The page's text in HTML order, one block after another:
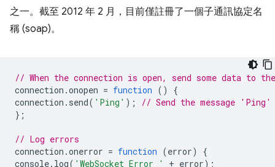
之一。截至 2012 年 2 月，目前僅註冊了一個子通訊協定名
稱 (soap)。
// When the connection is open, send some data to
connection .onopen = function ()
{
connection . send( 'Ping' );
// Send the message
};
// Log errors
connection .onerror = function (error)
{
console. log( 'WebSocket Error ' + error);